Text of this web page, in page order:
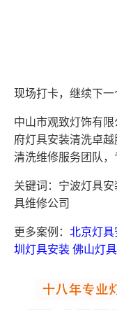
现场打卡，继续下一
中山市观致灯饰有
府灯具安装清洗卓
清洗维修服务团队，
关键词：宁波灯具
具维修公司
更多案例： 北京灯
圳灯具安装佛山灯